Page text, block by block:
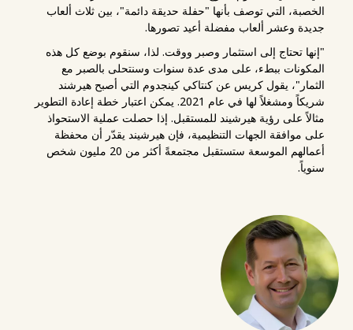
الخصبة، التي توصف بأنها "حفلة حديقة دائمة"، بين ثلاث ألعاب
جديدة وعشر ألعاب مفضلة أعيد تصورها.
"إنها تحتاج إلى استثمار وصبر ووقت. لذا، سنقوم بوضع كل هذه
المكونات ببطء، على مدى عدة سنوات وسنتحلى بالصبر مع
الثمار"، يقول كريس عن كنتاكي كينجدوم التي أصبح هيرشند
شريكاً ومشغلاً لها في عام 2021. يمكن اعتبار خطة إعادة التطوير
مثالاً على رؤية هيرشيند للمستقبل. إذا حصلت عملية الاستحواذ
على موافقة الجهات التنظيمية، فإن هيرشيند يقدّر أن محفظة
أعمالهم الموسعة ستستقبل مجتمعةً أكثر من 20 مليون شخص
سنوياً.